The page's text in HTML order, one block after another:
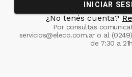
INICIAR
¿No tenés cuenta?
Por consultas
servicios@eleco.com.aro al
de 7:30 a